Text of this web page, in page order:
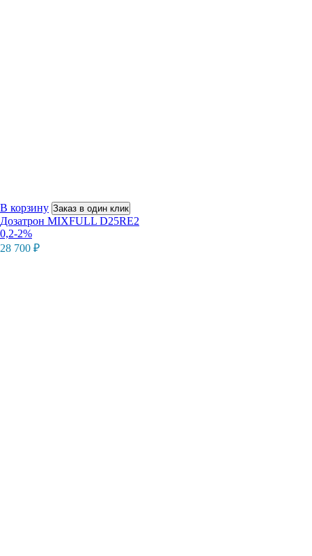
В корзину Заказ в один клик
Дозатрон MIXFULL D25RE2
0,2-2%
28 700 ₽